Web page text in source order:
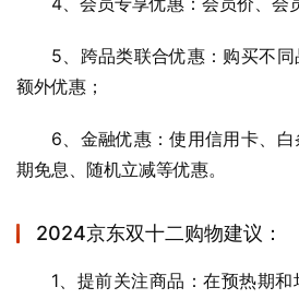
5、跨品类联合优惠：购买不
额外优惠；
6、金融优惠：使用信用卡、
期免息、随机立减等优惠。
2024京东双十二购物建议：
1、提前关注商品：在预热期和